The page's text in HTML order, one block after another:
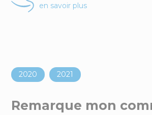
en savoir plus
2020 2021
Remarque mon